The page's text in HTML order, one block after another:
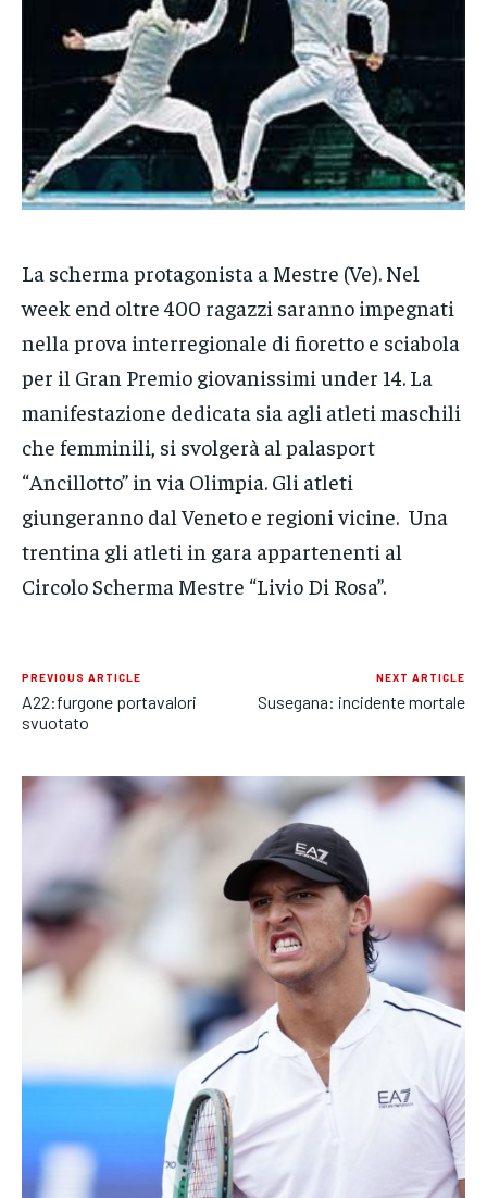
POLITICA
ECONOMIA
SPORT
GRUPPO
POLITICA
ECONOMIA
SPORT
GRUPPO
POLITICA
ECONOMIA
SPORT
GRUPPO
La scherma protagonista a Mestre (Ve). Nel
week end oltre 400 ragazzi saranno impegnati
nella prova interregionale di fioretto e sciabola
per il Gran Premio giovanissimi under 14. La
manifestazione dedicata sia agli atleti maschili
che femminili, si svolgerà al palasport
“Ancillotto” in via Olimpia. Gli atleti
giungeranno dal Veneto e regioni vicine. Una
trentina gli atleti in gara appartenenti al
Circolo Scherma Mestre “Livio Di Rosa”.
PREVIOUS ARTICLE
A22:furgone portavalori
svuotato
NEXT ARTICLE
Susegana: incidente mortale